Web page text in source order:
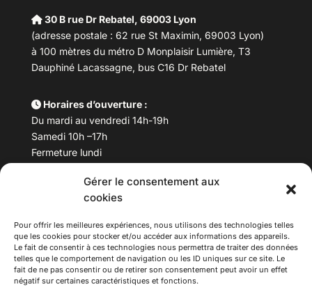
Gérer le consentement aux
cookies
Pour offrir les meilleures expériences, nous utilisons des technologies telles
que les cookies pour stocker et/ou accéder aux informations des appareils.
Le fait de consentir à ces technologies nous permettra de traiter des données
telles que le comportement de navigation ou les ID uniques sur ce site. Le
fait de ne pas consentir ou de retirer son consentement peut avoir un effet
négatif sur certaines caractéristiques et fonctions.
30 B rue Dr Rebatel, 69003 Lyon
(adresse postale : 62 rue St Maximin, 69003 Lyon)
à 100 mètres du métro D Monplaisir Lumière, T3
Dauphiné Lacassagne, bus C16 Dr Rebatel
Horaires d’ouverture :
Du mardi au vendredi 14h-19h
Samedi 10h –17h
Fermeture lundi
Téléphone : 04 78 53 06 40
maisondesculturesasiatiques@asiexpo.com